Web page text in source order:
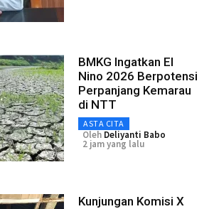
BMKG Ingatkan El
Nino 2026 Berpotensi
Perpanjang Kemarau
di NTT
ASTA CITA
Oleh Deliyanti Babo
2 jam yang lalu
Kunjungan Komisi X